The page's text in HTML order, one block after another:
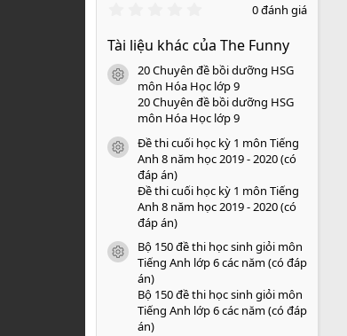
0
0
s
a
o
0 đánh giá
Tài liệu khác của The Funny
icon tài liệu
20 Chuyên đề bồi dưỡng HSG
môn Hóa Học lớp 9
20 Chuyên đề bồi dưỡng HSG
môn Hóa Học lớp 9
icon tài liệu
Đề thi cuối học kỳ 1 môn Tiếng
Anh 8 năm học 2019 - 2020 (có
đáp án)
Đề thi cuối học kỳ 1 môn Tiếng
Anh 8 năm học 2019 - 2020 (có
đáp án)
icon tài liệu
Bộ 150 đề thi học sinh giỏi môn
Tiếng Anh lớp 6 các năm (có đáp
án)
Bộ 150 đề thi học sinh giỏi môn
Tiếng Anh lớp 6 các năm (có đáp
án)